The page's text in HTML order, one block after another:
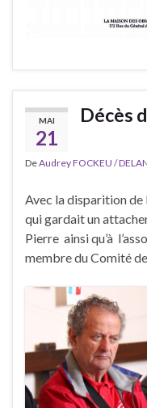
MAI
21
Décès
DeAudrey FOCKEU /
Avec la disparition de
qui gardait un
Pierre ainsi qu’à
membre du Comité